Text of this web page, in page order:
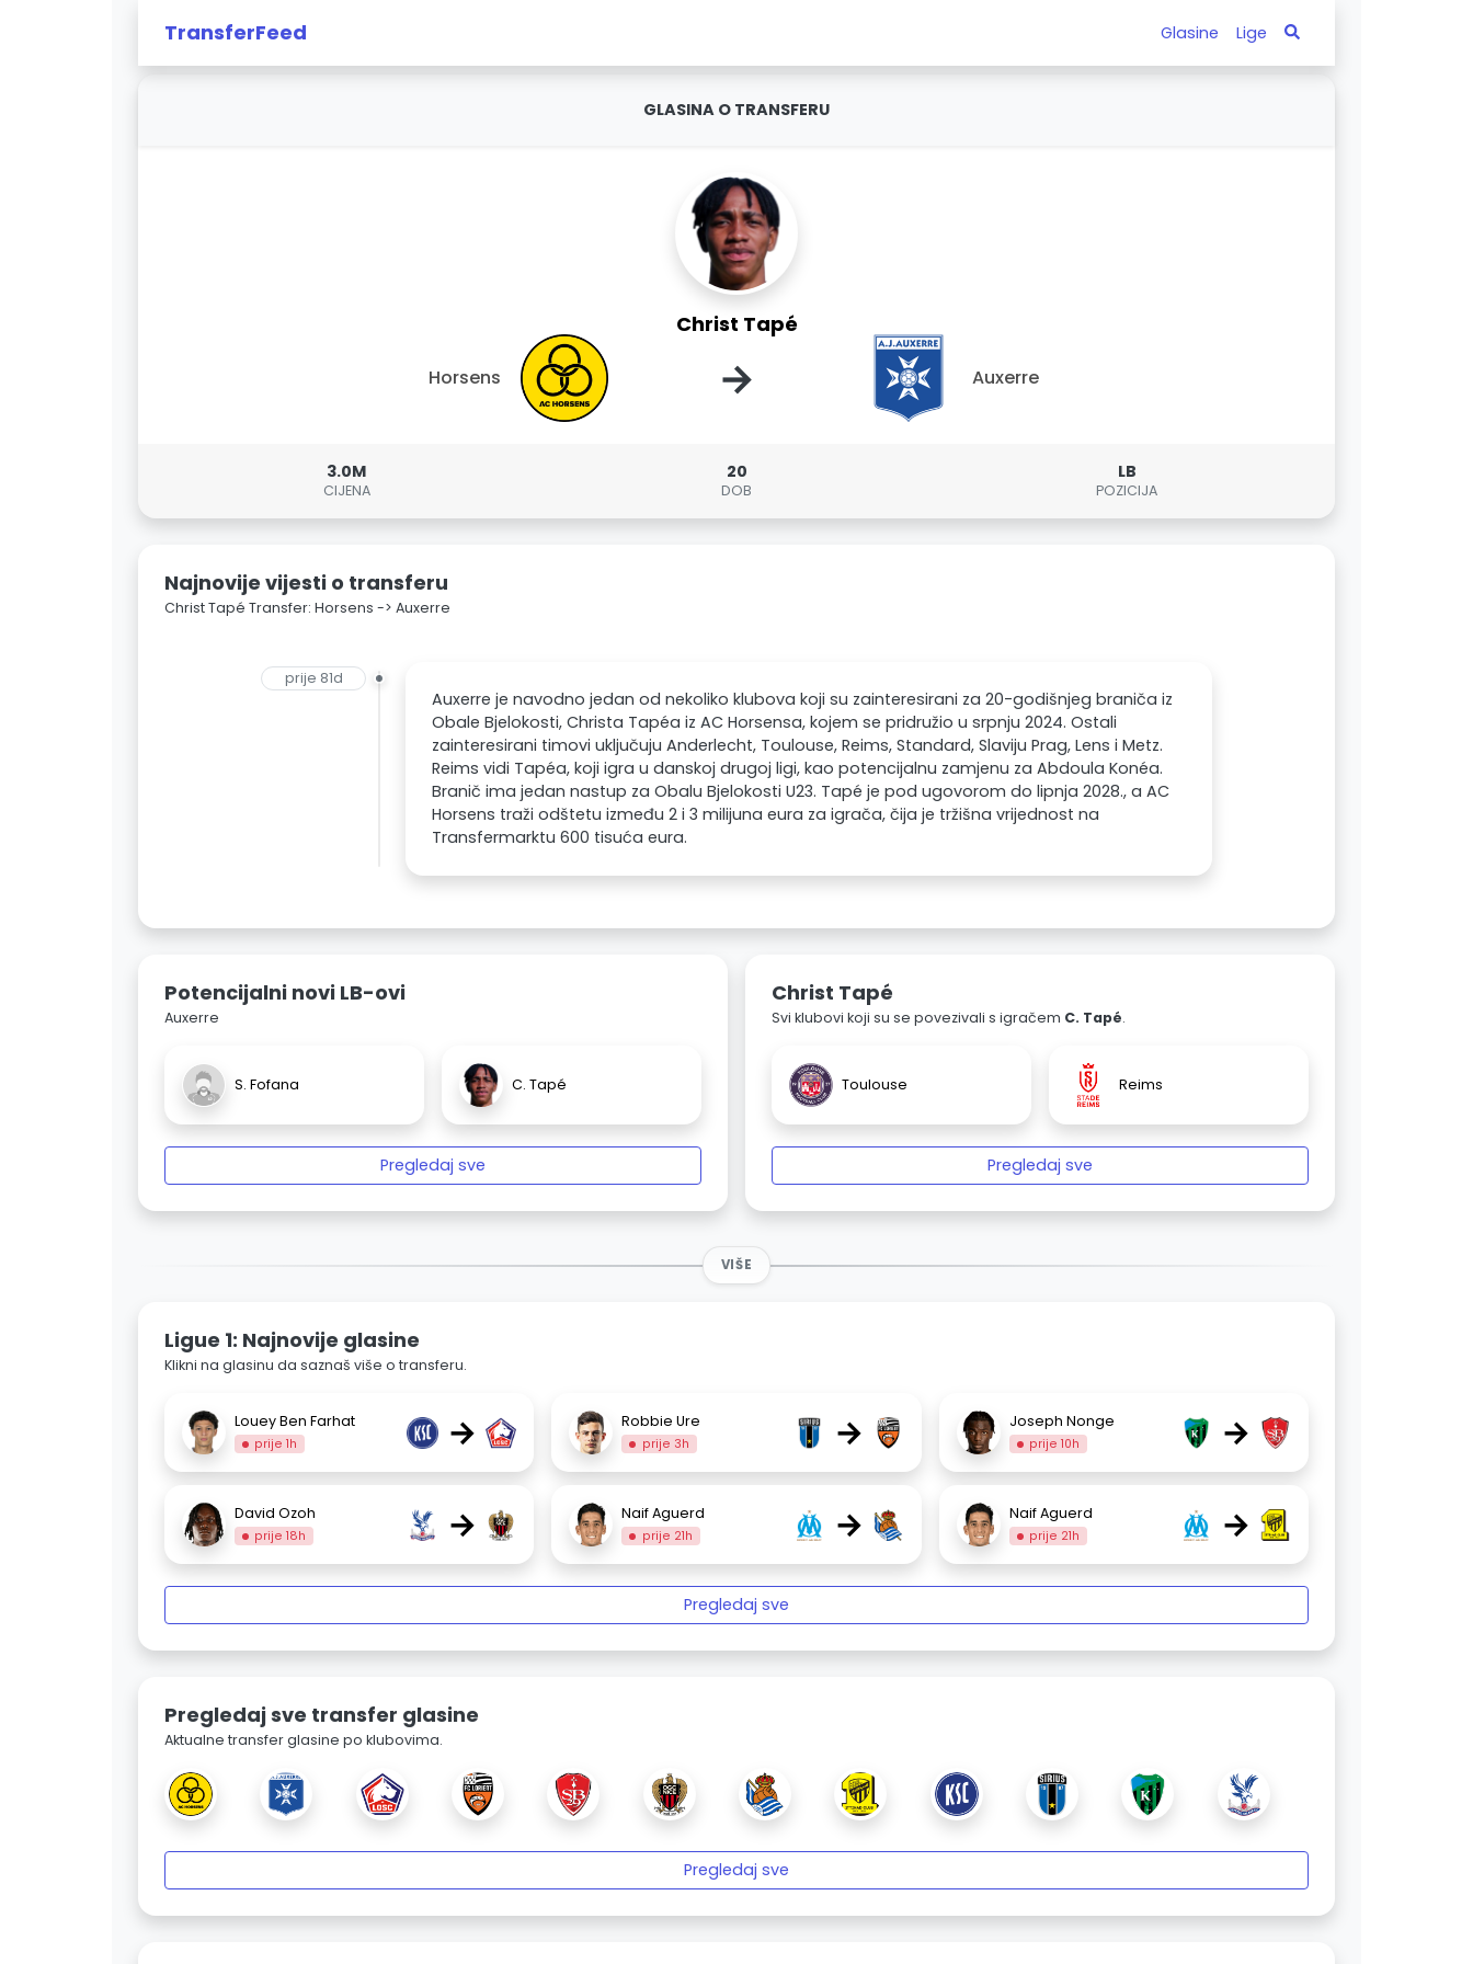
TransferFeed Glasine Lige
GLASINA O TRANSFERU
Christ Tapé
Horsens → Auxerre
3.0M
CIJENA
20
DOB
LB
POZICIJA
Najnovije vijesti o transferu
Christ Tapé Transfer: Horsens -> Auxerre
prije 81d
Auxerre je navodno jedan od nekoliko klubova koji su zainteresirani za 20-godišnjeg braniča iz
Obale Bjelokosti, Christa Tapéa iz AC Horsensa, kojem se pridružio u srpnju 2024. Ostali
zainteresirani timovi uključuju Anderlecht, Toulouse, Reims, Standard, Slaviju Prag, Lens i Metz.
Reims vidi Tapéa, koji igra u danskoj drugoj ligi, kao potencijalnu zamjenu za Abdoula Konéa.
Branič ima jedan nastup za Obalu Bjelokosti U23. Tapé je pod ugovorom do lipnja 2028., a AC
Horsens traži odštetu između 2 i 3 milijuna eura za igrača, čija je tržišna vrijednost na
Transfermarktu 600 tisuća eura.
Potencijalni novi LB-ovi
Auxerre
S. Fofana C. Tapé
Pregledaj sve
Christ Tapé
Svi klubovi koji su se povezivali s igračem C. Tapé.
Toulouse Reims
Pregledaj sve
VIŠE
Ligue 1: Najnovije glasine
Klikni na glasinu da saznaš više o transferu.
Louey Ben Farhat
prije 1h → Robbie Ure
prije 3h → Joseph Nonge
prije 10h →
David Ozoh
prije 18h → Naif Aguerd
prije 21h → Naif Aguerd
prije 21h →
Pregledaj sve
Pregledaj sve transfer glasine
Aktualne transfer glasine po klubovima.
Pregledaj sve